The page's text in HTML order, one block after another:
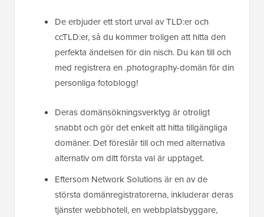
De erbjuder ett stort urval av TLD:er och
ccTLD:er, så du kommer troligen att hitta den
perfekta ändelsen för din nisch. Du kan till och
med registrera en .photography-domän för din
personliga fotoblogg!
Deras domänsökningsverktyg är otroligt
snabbt och gör det enkelt att hitta tillgängliga
domäner. Det föreslår till och med alternativa
alternativ om ditt första val är upptaget.
Eftersom Network Solutions är en av de
största domänregistratorerna, inkluderar deras
tjänster webbhotell, en webbplatsbyggare,